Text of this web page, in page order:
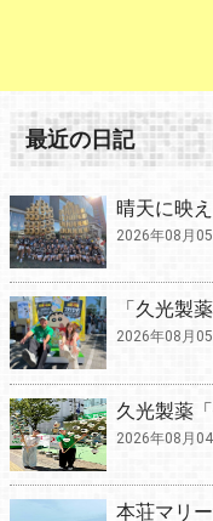
最近の日記
晴天に映
2026年08月05
「久光製
2026年08月05
久光製薬
2026年08月
本荘マリ